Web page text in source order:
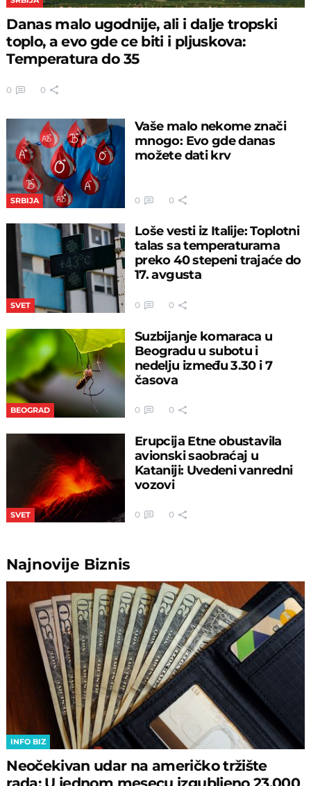
Danas malo ugodnije, ali i dalje tropski
toplo, a evo gde ce biti i pljuskova:
Temperatura do 35
0 0
SRBIJA
Vaše malo nekome znači
mnogo: Evo gde danas
možete dati krv
0 0
SVET
Loše vesti iz Italije: Toplotni
talas sa temperaturama
preko 40 stepeni trajaće do
17. avgusta
0 0
BEOGRAD
Suzbijanje komaraca u
Beogradu u subotu i
nedelju između 3.30 i 7
časova
0 0
SVET
Erupcija Etne obustavila
avionski saobraćaj u
Kataniji: Uvedeni vanredni
vozovi
0 0
Najnovije Biznis
INFO BIZ
Neočekivan udar na američko tržište